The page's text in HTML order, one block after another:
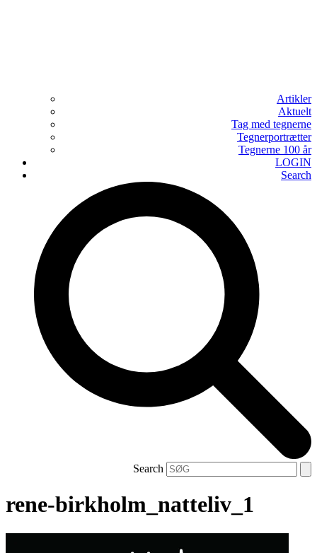
Artikler
Aktuelt
Tag med tegnerne
Tegnerportrætter
Tegnerne 100 år
LOGIN
Search
Search
rene-birkholm_natteliv_1